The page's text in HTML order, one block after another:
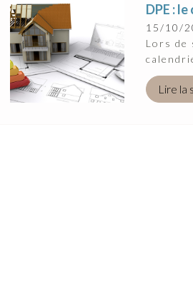
DPE :
15/10/
Lors de
Lire la